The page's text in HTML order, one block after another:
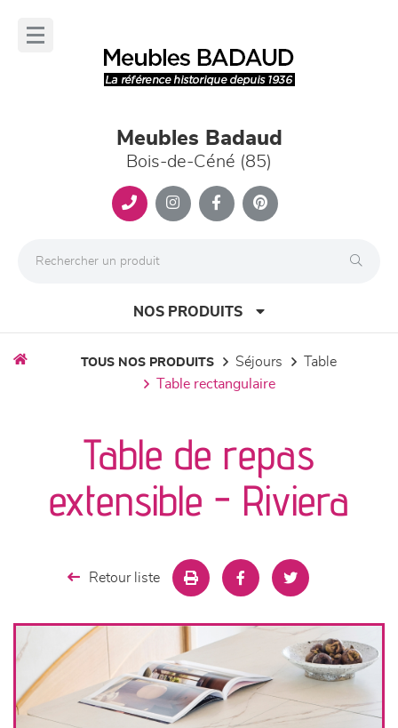
Meubles Badaud
Bois-de-Céné (85)
NOS PRODUITS
meubles de complément
décoration
TOUS NOS PRODUITS séjours
table
table rectangulaire
Table de repas
extensible - Riviera
Retour liste